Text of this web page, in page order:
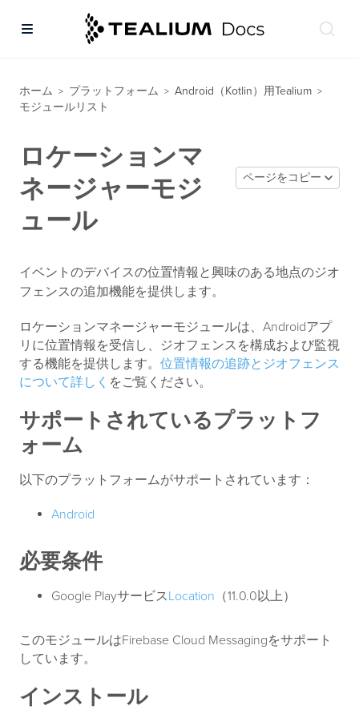
ホーム > プラットフォーム > Android（Kotlin）用Tealium >
モジュールリスト
ロケーションマ
ネージャーモジ
ュール
ページをコピー
イベントのデバイスの位置情報と興味のある地点のジオ
フェンスの追加機能を提供します。
ロケーションマネージャーモジュールは、Androidアプ
リに位置情報を受信し、ジオフェンスを構成および監視
する機能を提供します。 位置情報の追跡とジオフェンス
について詳しく をご覧ください。
サポートされているプラットフ
ォーム
以下のプラットフォームがサポートされています：
Android
必要条件
Google PlayサービスLocation （11.0.0以上）
このモジュールはFirebase Cloud Messagingをサポート
しています。
インストール